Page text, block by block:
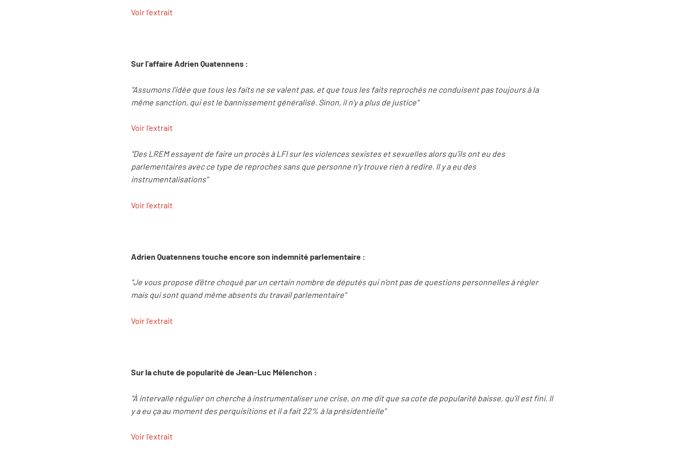
Voir l'extrait
Sur l'affaire Adrien Quatennens :
"Assumons l'idée que tous les faits ne se valent pas, et que tous les faits reprochés ne conduisent pas toujours à la
même sanction, qui est le bannissement généralisé. Sinon, il n’y a plus de justice"
Voir l'extrait
"Des LREM essayent de faire un procès à LFI sur les violences sexistes et sexuelles alors qu’ils ont eu des
parlementaires avec ce type de reproches sans que personne n’y trouve rien à redire. Il y a eu des
instrumentalisations"
Voir l'extrait
Adrien Quatennens touche encore son indemnité parlementaire :
"Je vous propose d’être choqué par un certain nombre de députés qui n’ont pas de questions personnelles à régler
mais qui sont quand même absents du travail parlementaire"
Voir l'extrait
Sur la chute de popularité de Jean-Luc Mélenchon :
"À intervalle régulier on cherche à instrumentaliser une crise, on me dit que sa cote de popularité baisse, qu’il est fini. Il
y a eu ça au moment des perquisitions et il a fait 22% à la présidentielle"
Voir l'extrait